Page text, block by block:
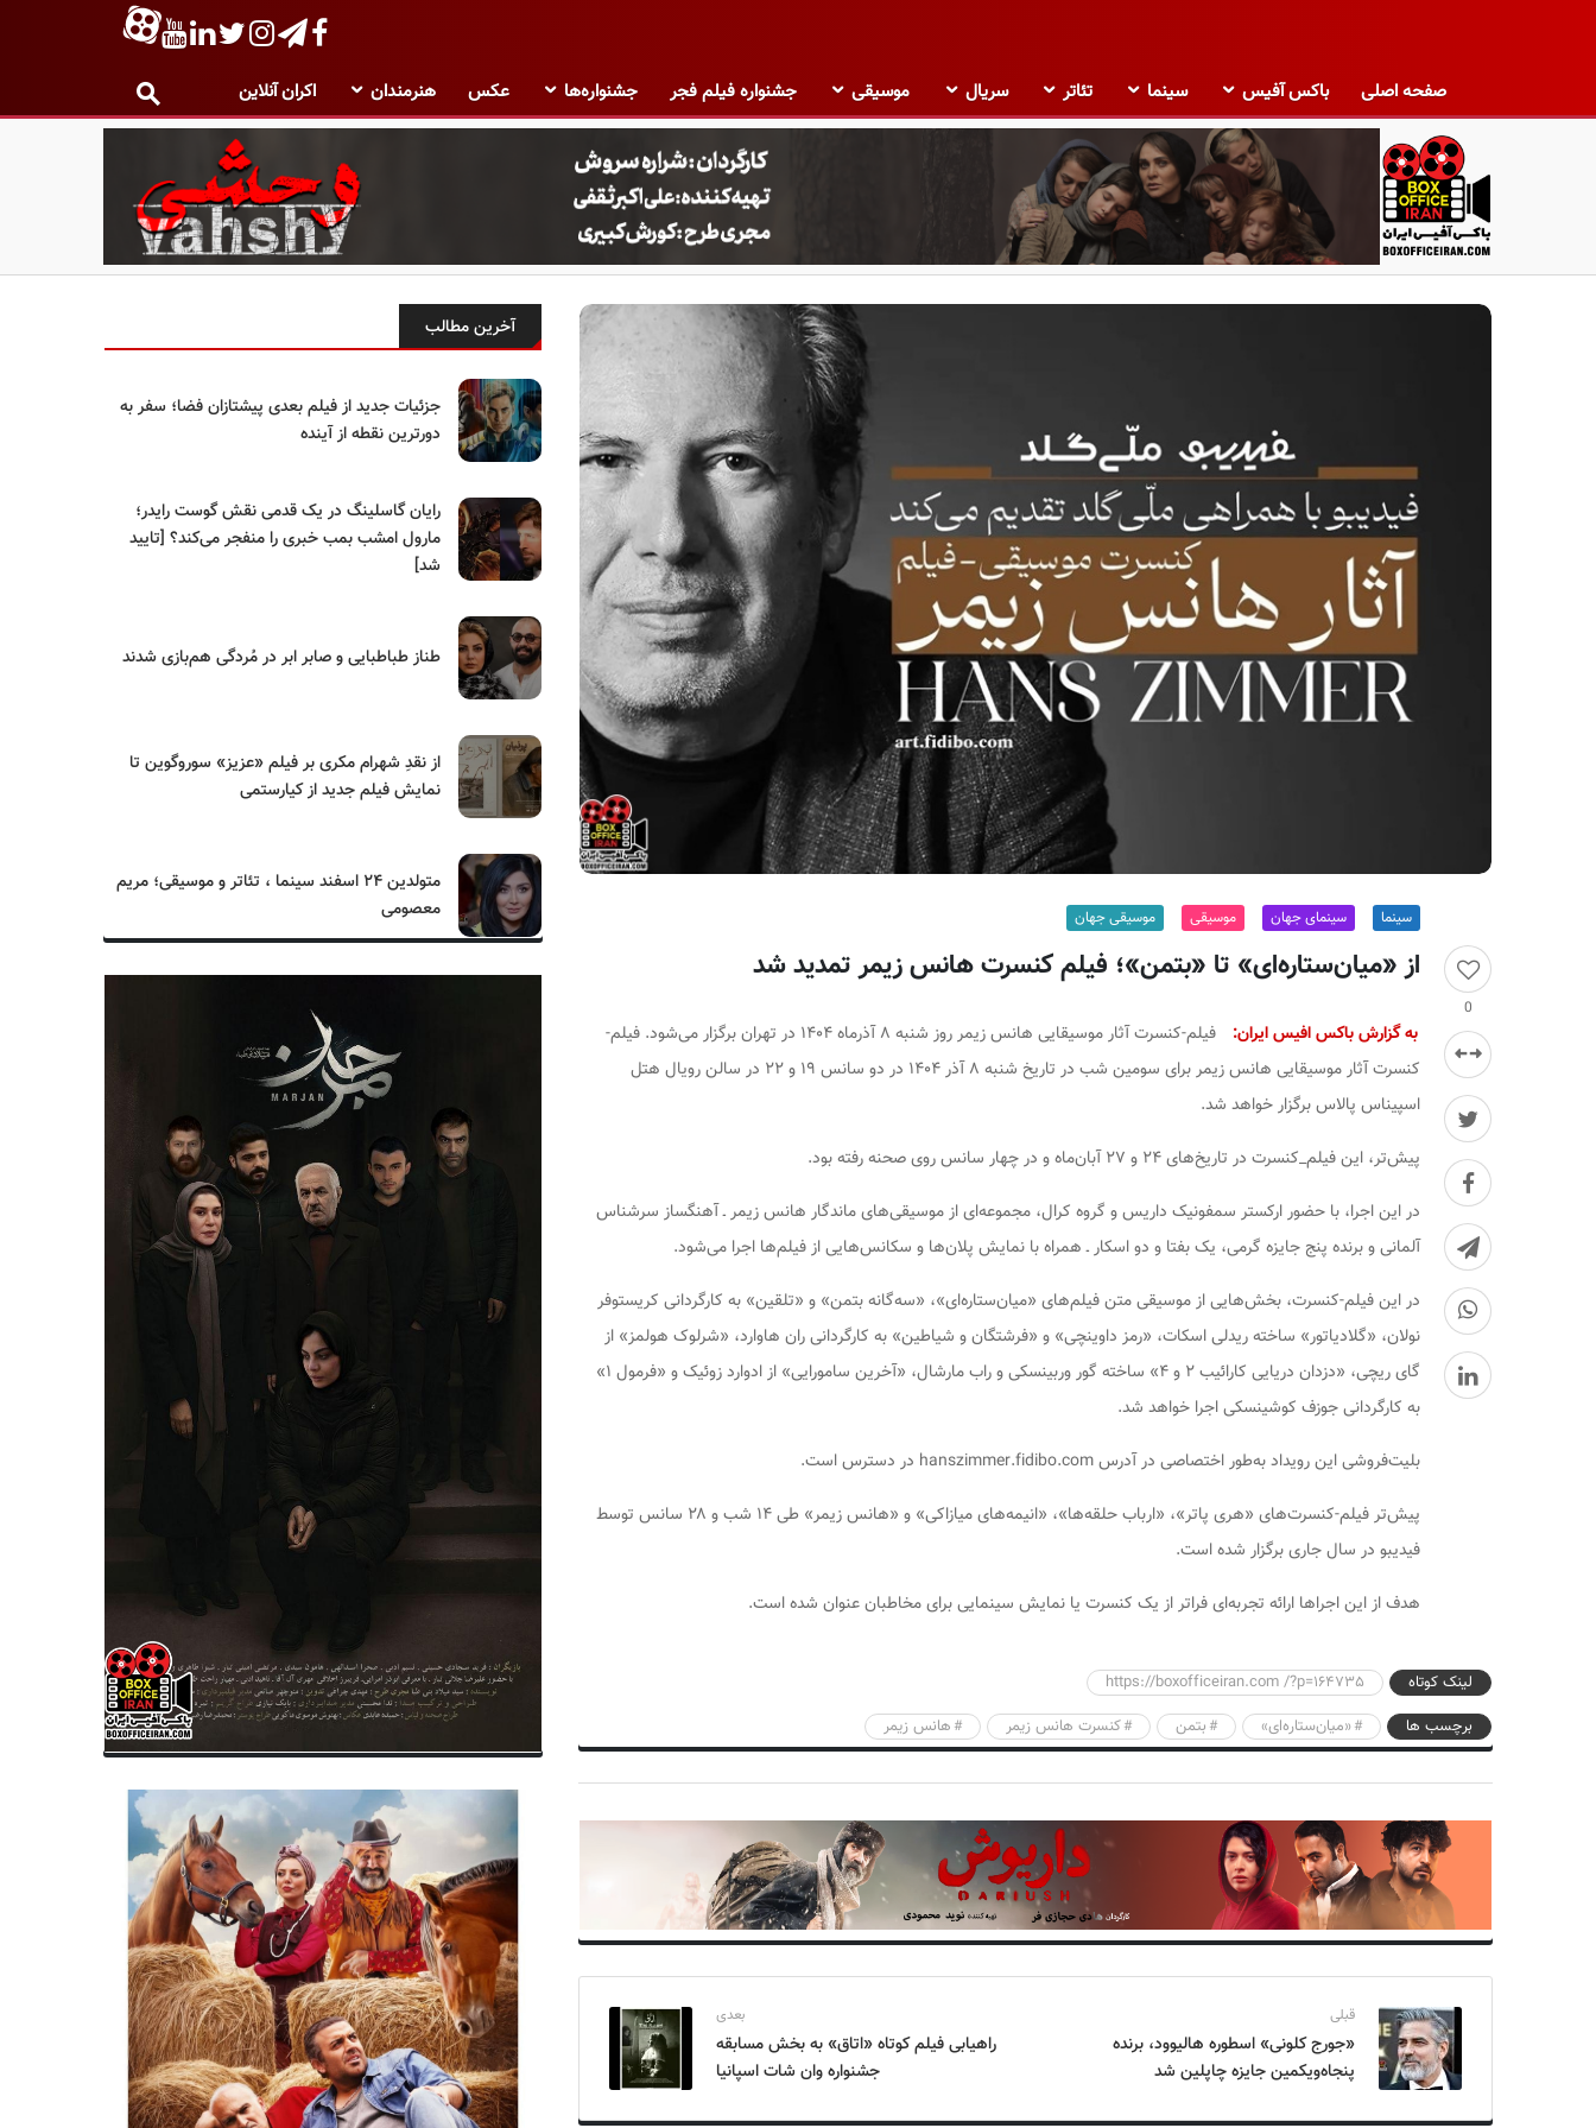
صفحه اصلی باکس آفیس سینما تئاتر سریال موسیقی جشنواره فیلم فجر جشنواره‌ها عکس هنرمندان اکران آنلاین
ب
ک
0
سینما سینمای جهان موسیقی موسیقی جهان
از «میان‌ستاره‌ای» تا «بتمن»؛ فیلم کنسرت هانس زیمر تمدید شد
به گزارش باکس افیس ایران:
فیلم-کنسرت آثار موسیقایی هانس زیمر روز شنبه ۸ آذرماه ۱۴۰۴ در تهران برگزار می‌شود. فیلم-
کنسرت آثار موسیقایی هانس زیمر برای سومین شب در تاریخ شنبه ۸ آذر ۱۴۰۴ در دو سانس ۱۹ و ۲۲ در سالن رویال هتل
اسپیناس پالاس برگزار خواهد شد.
پیش‌تر، این فیلم_کنسرت در تاریخ‌های ۲۴ و ۲۷ آبان‌ماه و در چهار سانس روی صحنه رفته بود.
در این اجرا، با حضور ارکستر سمفونیک داریس و گروه کرال، مجموعه‌ای از موسیقی‌های ماندگار هانس زیمر ـ آهنگساز سرشناس
آلمانی و برنده پنج جایزه گرمی، یک بفتا و دو اسکار ـ همراه با نمایش پلان‌ها و سکانس‌هایی از فیلم‌ها اجرا می‌شود.
در این فیلم-کنسرت، بخش‌هایی از موسیقی متن فیلم‌های «میان‌ستاره‌ای»، «سه‌گانه بتمن» و «تلقین» به کارگردانی کریستوفر
نولان، «گلادیاتور» ساخته ریدلی اسکات، «رمز داوینچی» و «فرشتگان و شیاطین» به کارگردانی ران هاوارد، «شرلوک هولمز» از
گای ریچی، «دزدان دریایی کارائیب ۲ و ۴» ساخته گور وربینسکی و راب مارشال، «آخرین سامورایی» از ادوارد زوئیک و «فرمول ۱»
به کارگردانی جوزف کوشینسکی اجرا خواهد شد.
بلیت‌فروشی این رویداد به‌طور اختصاصی در آدرس hanszimmer.fidibo.com در دسترس است.
پیش‌تر فیلم-کنسرت‌های «هری پاتر»، «ارباب حلقه‌ها»، «انیمه‌های میازاکی» و «هانس زیمر» طی ۱۴ شب و ۲۸ سانس توسط
فیدیبو در سال جاری برگزار شده است.
هدف از این اجراها ارائه تجربه‌ای فراتر از یک کنسرت یا نمایش سینمایی برای مخاطبان عنوان شده است.
لینک کوتاه
https://boxofficeiran.com /?p=164735
برچسب ها
«میان‌ستاره‌ای» بتمن کنسرت هانس زیمر هانس زیمر
قبلی
«جورج کلونی» اسطوره هالیوود، برنده
پنجاه‌ویکمین جایزه چاپلین شد
بعدی
راهیابی فیلم کوتاه «اتاق» به بخش مسابقه
جشنواره وان شات اسپانیا
آخرین مطالب
جزئیات جدید از فیلم بعدی پیشتازان فضا؛ سفر به
دورترین نقطه از آینده
رایان گاسلینگ در یک قدمی نقش گوست رایدر؛
مارول امشب بمب خبری را منفجر می‌کند؟ [تایید
شد]
طناز طباطبایی و صابر ابر در مُردگی هم‌بازی شدند
از نقدِ شهرام مکری بر فیلم «عزیز» سوروگوین تا
نمایش فیلم جدید از کیارستمی
متولدین ۲۴ اسفند سینما ، تئاتر و موسیقی؛ مریم
معصومی